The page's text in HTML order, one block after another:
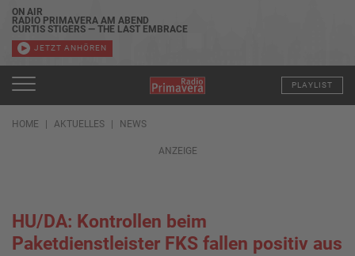
ON AIR
RADIO PRIMAVERA AM ABEND
CURTIS STIGERS — THE LAST EMBRACE
JETZT ANHÖREN
PLAYLIST
HOME AKTUELLES NEWS
ANZEIGE
HU/DA: Kontrollen beim
Paketdienstleister FKS fallen positiv aus